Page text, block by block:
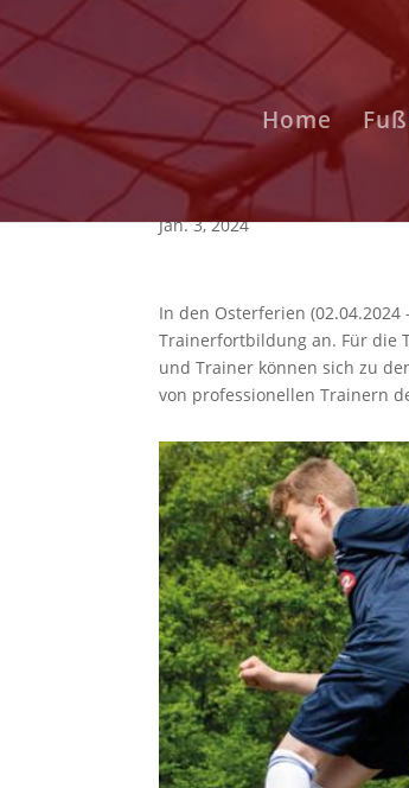
Home
Fußballcamp,
Jan. 3, 2024
In den Osterferien
Trainerfortbildung an. Für die
und Trainer können sich zu
von professionellen Trainern